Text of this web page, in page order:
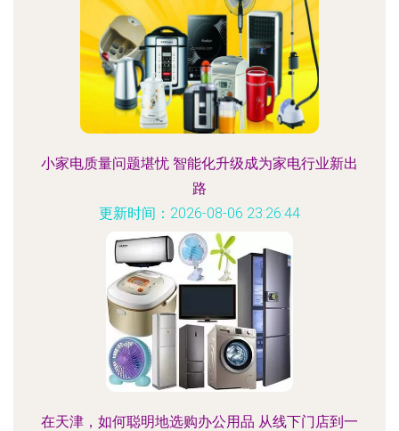
小家电质量问题堪忧 智能化升级成为家电行业新出
路
更新时间：2026-08-06 23:26:44
在天津，如何聪明地选购办公用品 从线下门店到一